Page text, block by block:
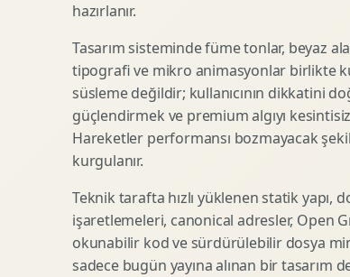
Premium Ambalaj Tasarimi
Etiket Tasarimi
Kutu Tasarimi
Raf Gorunurlugu
Gida Ambalaj Tasarimi
Kozmetik Ambalaj Tasarimi
E Ticaret Kutu Tasarimi
Ambalaj Mockup Tasarimi
Afis Tasarimi
Brosur Tasarimi
Sosyal Medya Gorsel
Sunum Tasarimi
Infografik Tasarimi
Fuaye Gorsel Tasarimi
Kurumsal Ilan Tasarimi
hazırlanır.
Tasarım sisteminde füme tonlar, beyaz
tipografi ve mikro animasyonlar birlikte
süsleme değildir; kullanıcının dikkatini
güçlendirmek ve premium algıyı
Hareketler performansı bozmayacak
kurgulanır.
Teknik tarafta hızlı yüklenen statik yapı,
işaretlemeleri, canonical adresler, Open
okunabilir kod ve sürdürülebilir dosya
sadece bugün yayına alınan bir tasarım